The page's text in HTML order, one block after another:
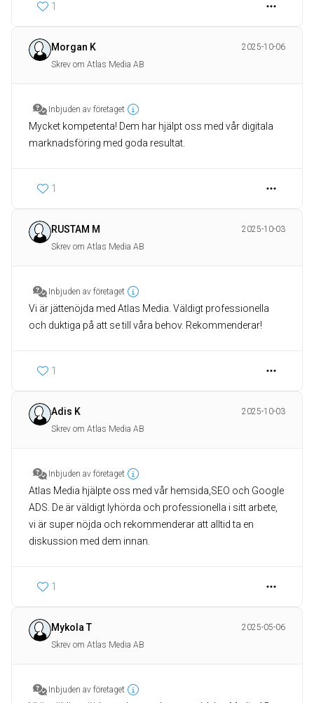
1
Morgan K
2025-10-06
Skrev om Atlas Media AB
Inbjuden av företaget
Mycket kompetenta! Dem har hjälpt oss med vår digitala
marknadsföring med goda resultat.
1
RUSTAM M
2025-10-03
Skrev om Atlas Media AB
Inbjuden av företaget
Vi är jättenöjda med Atlas Media. Väldigt professionella
och duktiga på att se till våra behov. Rekommenderar!
1
Adis K
2025-10-03
Skrev om Atlas Media AB
Inbjuden av företaget
Atlas Media hjälpte oss med vår hemsida,SEO och Google
ADS. De är väldigt lyhörda och professionella i sitt arbete,
vi är super nöjda och rekommenderar att alltid ta en
diskussion med dem innan.
1
Mykola T
2025-05-06
Skrev om Atlas Media AB
Inbjuden av företaget